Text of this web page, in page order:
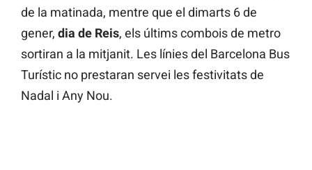
de la matinada, mentre que el dimarts 6 de
gener, dia de Reis, els últims combois de metro
sortiran a la mitjanit. Les línies del Barcelona Bus
Turístic no prestaran servei les festivitats de
Nadal i Any Nou.